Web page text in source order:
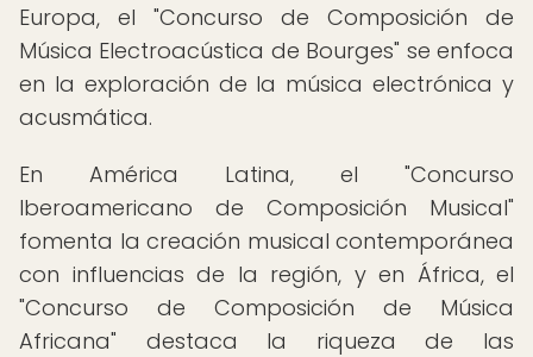
Europa, el "Concurso de Composición de
Música Electroacústica de Bourges" se enfoca
en la exploración de la música electrónica y
acusmática.
En América Latina, el "Concurso
Iberoamericano de Composición Musical"
fomenta la creación musical contemporánea
con influencias de la región, y en África, el
"Concurso de Composición de Música
Africana" destaca la riqueza de las